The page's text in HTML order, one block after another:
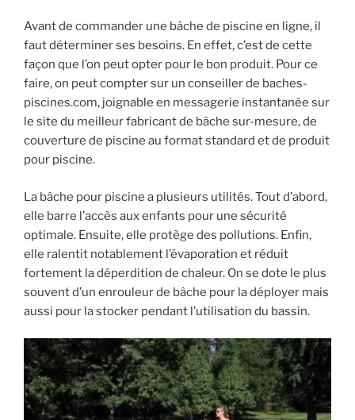
Avant de commander une bâche de piscine en ligne, il
faut déterminer ses besoins. En effet, c’est de cette
façon que l’on peut opter pour le bon produit. Pour ce
faire, on peut compter sur un conseiller de baches-
piscines.com, joignable en messagerie instantanée sur
le site du meilleur fabricant de bâche sur-mesure, de
couverture de piscine au format standard et de produit
pour piscine.
La bâche pour piscine a plusieurs utilités. Tout d’abord,
elle barre l’accès aux enfants pour une sécurité
optimale. Ensuite, elle protège des pollutions. Enfin,
elle ralentit notablement l’évaporation et réduit
fortement la déperdition de chaleur. On se dote le plus
souvent d’un enrouleur de bâche pour la déployer mais
aussi pour la stocker pendant l’utilisation du bassin.